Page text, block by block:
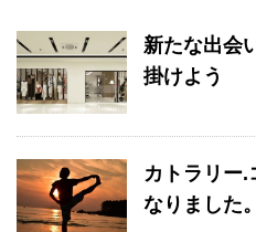
新たな出会
掛けよう
カトラリー.
なりました。